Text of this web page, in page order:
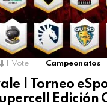
1 Vote Campeonatos
| Torneo
Edición